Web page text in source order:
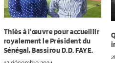
Thiès à l’œuvre pour accueillir
royalement le Président du
Sénégal, Bassirou D.D. FAYE.